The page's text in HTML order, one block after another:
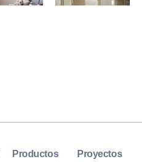
Productos
Proyectos